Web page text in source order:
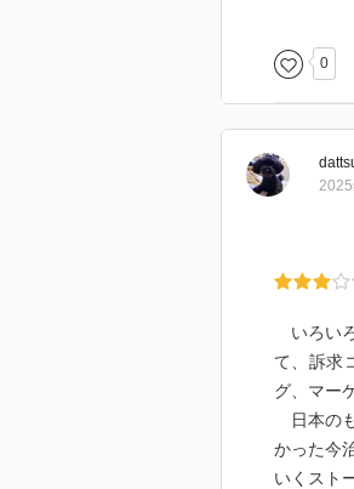
それを見
そして印
その言葉
そんな自
と。
守るため
今あるも
常にこれ
そんな
えました
0
2025
いろい
て、訴求
グ、マー
日本の
かった今
いくスト